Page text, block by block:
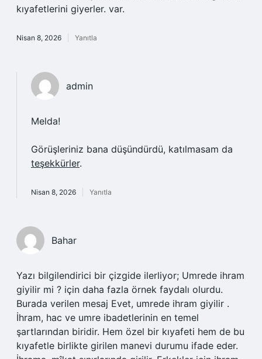
kıyafetlerini giyerler. var.
Nisan 8, 2026 Yanıtla
admin
Melda!
Görüşleriniz bana düşündürdü, katılmasam da
teşekkürler.
Nisan 8, 2026 Yanıtla
Bahar
Yazı bilgilendirici bir çizgide ilerliyor; Umrede ihram
giyilir mi ? için daha fazla örnek faydalı olurdu.
Burada verilen mesaj Evet, umrede ihram giyilir .
İhram, hac ve umre ibadetlerinin en temel
şartlarından biridir. Hem özel bir kıyafeti hem de bu
kıyafetle birlikte girilen manevi durumu ifade eder.